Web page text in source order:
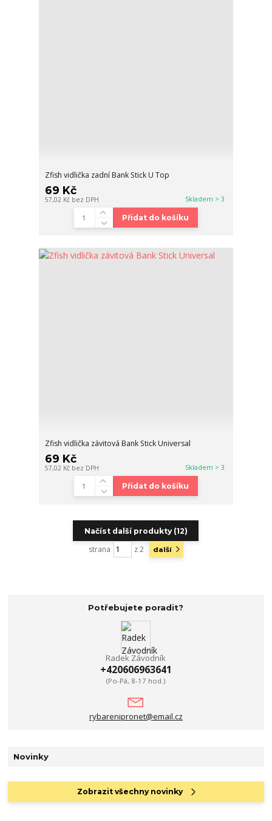
Zfish vidlička zadní Bank Stick U Top
69 Kč
57,02 Kč bez DPH Skladem > 3
Přidat do košíku
Zfish vidlička závitová Bank Stick Universal
69 Kč
57,02 Kč bez DPH Skladem > 3
Přidat do košíku
Načíst další produkty (12)
strana z 2 další
Potřebujete poradit?
Radek Závodník
+420606963641
(Po-Pá, 8-17 hod.)
rybarenipronet@email.cz
Novinky
Zobrazit všechny novinky